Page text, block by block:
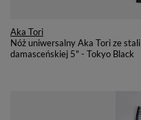
Aka Tori
Nóż uniwersalny Aka Tori ze stali
damasceńskiej 5" - Tokyo Black